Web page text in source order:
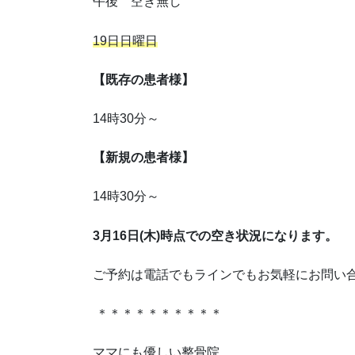
19日日曜日
【既存の患者様】
14時30分～
【新規の患者様】
14時30分～
3月16日(木)時点での空き状況になります。
ご予約は電話でもラインでもお気軽にお問い
＊＊＊＊＊＊＊＊＊＊
ママにも優しい整骨院